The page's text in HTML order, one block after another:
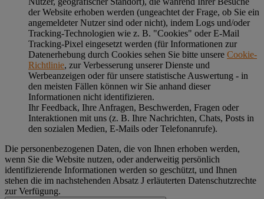
der Website erhoben werden (ungeachtet der Frage, ob Sie ein
angemeldeter Nutzer sind oder nicht), indem Logs und/oder
Tracking-Technologien wie z. B. "Cookies" oder E-Mail
Tracking-Pixel eingesetzt werden (für Informationen zur
Datenerhebung durch Cookies sehen Sie bitte unsere Cookie-
Richtlinie, zur Verbesserung unserer Dienste und
Werbeanzeigen oder für unsere statistische Auswertung - in
den meisten Fällen können wir Sie anhand dieser
Informationen nicht identifizieren.
Ihr Feedback, Ihre Anfragen, Beschwerden, Fragen oder
Interaktionen mit uns (z. B. Ihre Nachrichten, Chats, Posts in
den sozialen Medien, E-Mails oder Telefonanrufe).
Die personenbezogenen Daten, die von Ihnen erhoben werden,
wenn Sie die Website nutzen, oder anderweitig persönlich
identifizierende Informationen werden so geschützt, und Ihnen
stehen die im nachstehenden Absatz J erläuterten Datenschutzrechte
zur Verfügung.